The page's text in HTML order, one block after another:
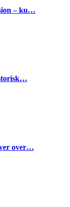
– ku…
over…